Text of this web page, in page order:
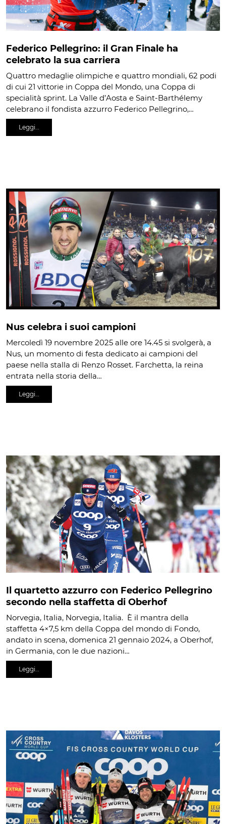
Federico Pellegrino: il Gran Finale ha
celebrato la sua carriera
Quattro medaglie olimpiche e quattro mondiali, 62 podi
di cui 21 vittorie in Coppa del Mondo, una Coppa di
specialità sprint. La Valle d’Aosta e Saint-Barthélemy
celebrano il fondista azzurro Federico Pellegrino,…
Leggi…
Nus celebra i suoi campioni
Mercoledì 19 novembre 2025 alle ore 14.45 si svolgerà, a
Nus, un momento di festa dedicato ai campioni del
paese nella stalla di Renzo Rosset. Farchetta, la reina
entrata nella storia della…
Leggi…
Il quartetto azzurro con Federico Pellegrino
secondo nella staffetta di Oberhof
Norvegia, Italia, Norvegia, Italia. È il mantra della
staffetta 4×7,5 km della Coppa del mondo di Fondo,
andato in scena, domenica 21 gennaio 2024, a Oberhof,
in Germania, con le due nazioni…
Leggi…